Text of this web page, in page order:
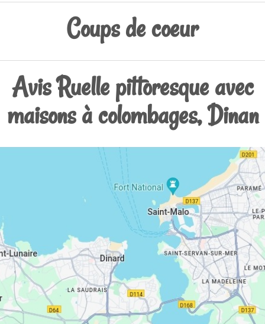
Coups de coeur
Avis Ruelle pittoresque avec
maisons à colombages, Dinan